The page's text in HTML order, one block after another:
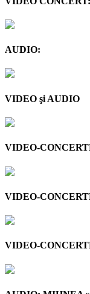
AUDIO:
VIDEO şi AUDIO
VIDEO-
VIDEO-
VIDEO-